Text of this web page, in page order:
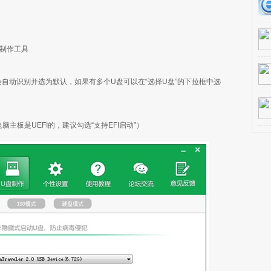
作工具
识别并选为默认，如果有多个U盘可以在“选择U盘”的下拉框中选
板是UEFI的，建议勾选“支持EFI启动”）